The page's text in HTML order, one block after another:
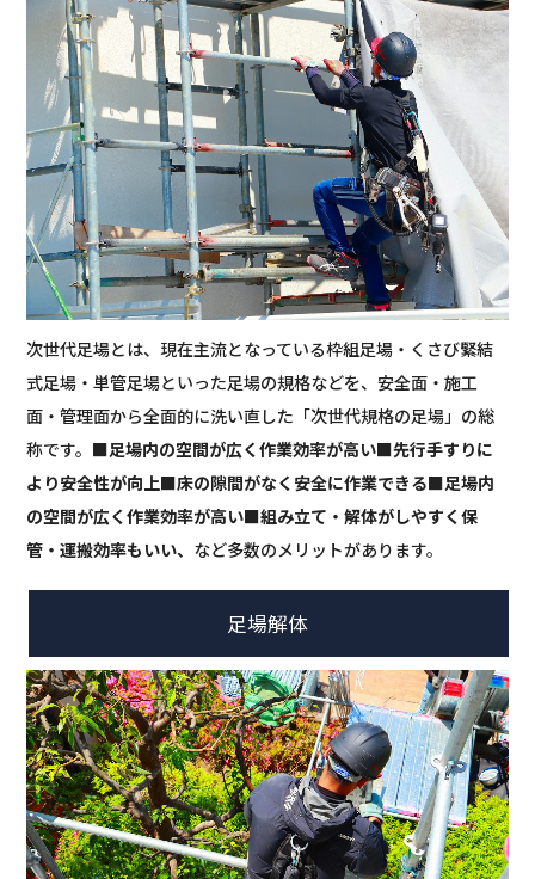
次世代足場とは、現在主流となっている枠組足場・くさび緊結
式足場・単管足場といった足場の規格などを、安全面・施工
面・管理面から全面的に洗い直した「次世代規格の足場」の総
称です。 ■足場内の空間が広く作業効率が高い■先行手すりに
より安全性が向上■床の隙間がなく安全に作業できる■足場内
の空間が広く作業効率が高い■組み立て・解体がしやすく保
管・運搬効率もいい、 など多数のメリットがあります。
足場解体